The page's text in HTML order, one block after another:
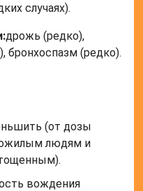
случаях).
дрожь (редко),
бронхоспазм (редко).
(от дозы
людям и
вождения